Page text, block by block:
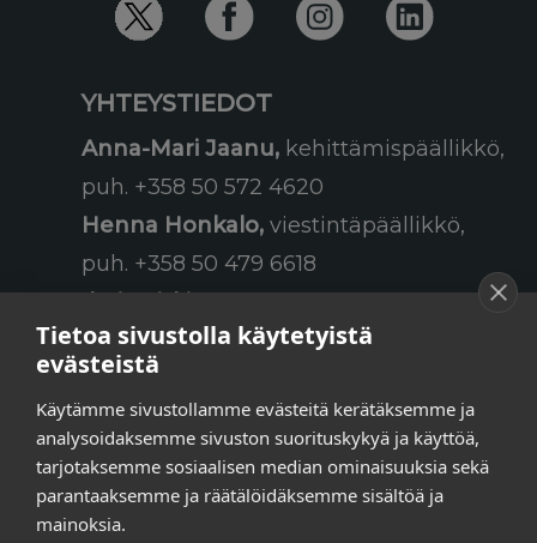
YHTEYSTIEDOT
Anna-Mari Jaanu, kehittämispäällikkö,
puh. +358 50 572 4620
Henna Honkalo, viestintäpäällikkö,
puh. +358 50 479 6618
tapahtumakoordinaattori,
puh. +358 45 130 3832
Susanna Laasio, sihteeri,
puh. +358 50 590 4619
tarkeissatoissa[a]kt.fi
Tietoa sivustolla käytetyistä
evästeistä
Käytämme sivustollamme evästeitä kerätäksemme ja
analysoidaksemme sivuston suorituskykyä ja käyttöä,
tarjotaksemme sosiaalisen median ominaisuuksia sekä
parantaaksemme ja räätälöidäksemme sisältöä ja
mainoksia.